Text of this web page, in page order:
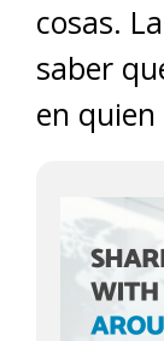
cosas.
saber
en